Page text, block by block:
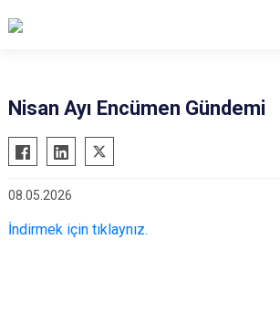
Nisan Ayı Encümen Gündemi
08.05.2026
İndirmek için tıklaynız.